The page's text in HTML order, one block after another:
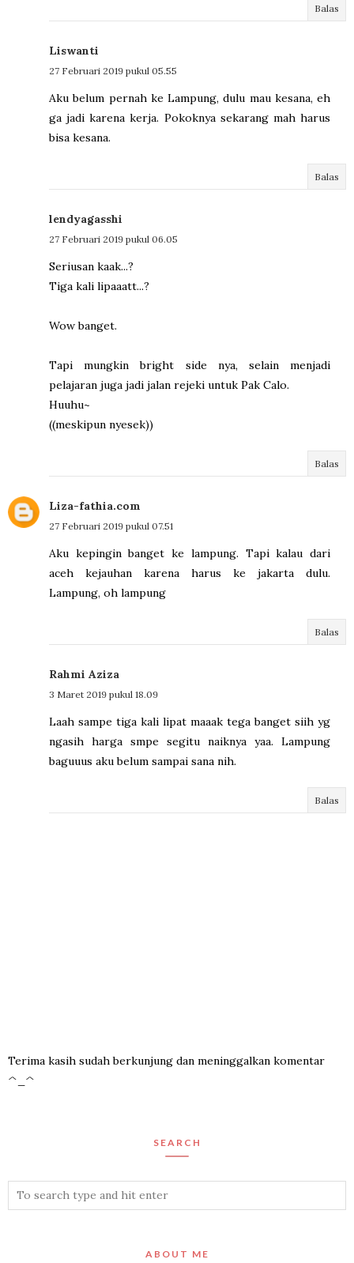
Balas
Liswanti
27 Februari 2019 pukul 05.55
Aku belum pernah ke Lampung, dulu mau kesana, eh
ga jadi karena kerja. Pokoknya sekarang mah harus
bisa kesana.
Balas
lendyagasshi
27 Februari 2019 pukul 06.05
Seriusan kaak...?
Tiga kali lipaaatt...?
Wow banget.
Tapi mungkin bright side nya, selain menjadi
pelajaran juga jadi jalan rejeki untuk Pak Calo.
Huuhu~
((meskipun nyesek))
Balas
Liza-fathia.com
27 Februari 2019 pukul 07.51
Aku kepingin banget ke lampung. Tapi kalau dari
aceh kejauhan karena harus ke jakarta dulu.
Lampung, oh lampung
Balas
Rahmi Aziza
3 Maret 2019 pukul 18.09
Laah sampe tiga kali lipat maaak tega banget siih yg
ngasih harga smpe segitu naiknya yaa. Lampung
baguuus aku belum sampai sana nih.
Balas
Terima kasih sudah berkunjung dan meninggalkan komentar
^_^
SEARCH
ABOUT ME